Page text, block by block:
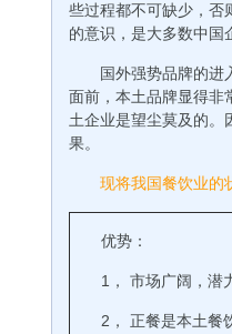
些过程都不可缺少，否
的意识，是大多数中国
国外强势品牌的进
面前，本土品牌显得非
土企业是望尘莫及的。
果。
现将我国餐饮业的
优势：
1， 市场广阔，潜
2， 正餐是本土餐